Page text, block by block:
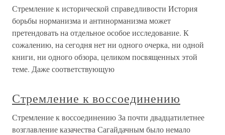
Стремление к исторической справедливости История
борьбы норманизма и антинорманизма может
претендовать на отдельное особое исследование. К
сожалению, на сегодня нет ни одного очерка, ни одной
книги, ни одного обзора, целиком посвященных этой
теме. Даже соответствующую
Стремление к воссоединению
Стремление к воссоединению За почти двадцатилетнее
возглавление казачества Сагайдачным было немало